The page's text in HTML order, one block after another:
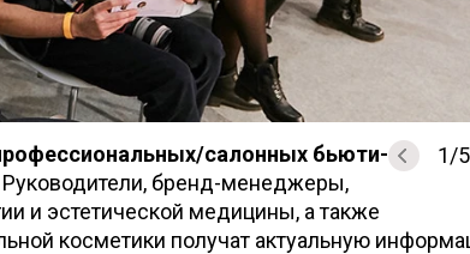
1/5
салонных бьюти-
Руководители, бренд-менеджеры,
и эстетической медицины, а также
косметики получат актуальную